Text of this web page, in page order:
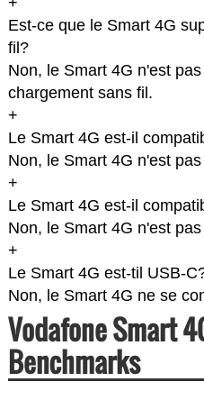
Est-ce que le Smart 4G
fil?
Non, le Smart 4G n'est
chargement sans fil.
+
Le Smart 4G est-il
Non, le Smart 4G n'est
+
Le Smart 4G est-il
Non, le Smart 4G n'est
+
Le Smart 4G est-til USB-
Non, le Smart 4G ne se
Vodafone Smart
Benchmarks